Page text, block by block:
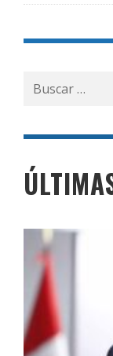
Buscar
por: